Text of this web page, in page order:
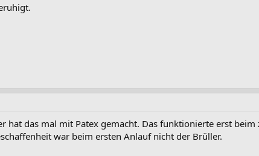
hat das mal mit Patex gemacht. Das funktionierte erst
war beim ersten Anlauf nicht der Brüller.